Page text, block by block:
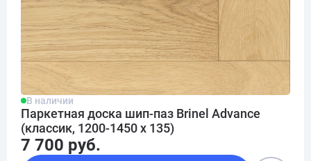
В наличии
Паркетная доска шип-паз Brinel Advance
(классик, 1200-1450 х 135)
7 700 руб.